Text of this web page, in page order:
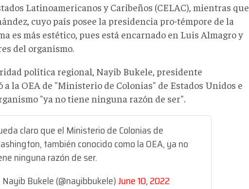
Latinoamericanos y Caribeños (CELAC), mientras que
cuyo país posee la presidencia pro-témpore de la
es más estético, pues está encarnado en Luis Almagro y
del organismo.
política regional, Nayib Bukele, presidente
la OEA de "Ministerio de Colonias" de Estados Unidos e
"ya no tiene ninguna razón de ser".
claro que el Ministerio de Colonias de
también conocido como la OEA, ya no
ninguna razón de ser.
Bukele (@nayibbukele)June 10, 2022